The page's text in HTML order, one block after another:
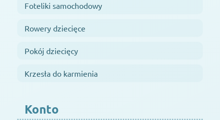
Foteliki samochodowy
Rowery dziecięce
Pokój dziecięcy
Krzesła do karmienia
Konto